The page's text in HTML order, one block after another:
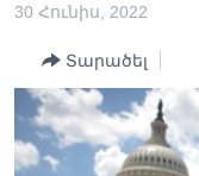
«ԱՄԵՐԻԿԱՅԻ
ԿԱՊ ՄԵԶ ՀԵՏ
ՈՒԿՐԱԻՆԱԿԱՆ
Learning English
30 Հունիս, 2022
Տարածել